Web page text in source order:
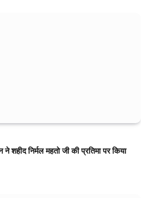
शहीद निर्मल महतो जी की प्रतिमा पर किया